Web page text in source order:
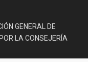
GENERAL DE
LA CONSEJERÍA